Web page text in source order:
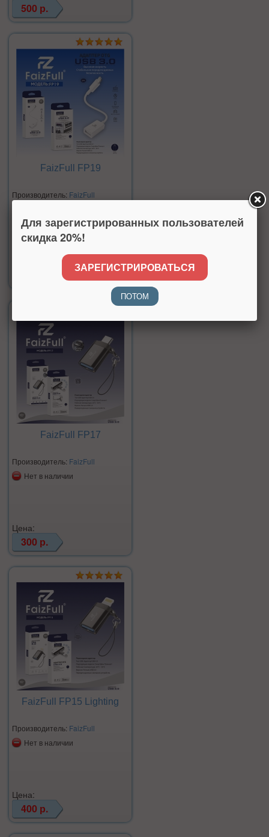
500 р.
FaizFull FP19
Производитель: FaizFull
FaizFull FP17
Производитель: FaizFull
Нет в наличии
Цена:
300 р.
FaizFull FP15 Lighting
Производитель: FaizFull
Нет в наличии
Цена:
400 р.
Для зарегистрированных пользователей
скидка 20%!
ЗАРЕГИСТРИРОВАТЬСЯ
ПОТОМ